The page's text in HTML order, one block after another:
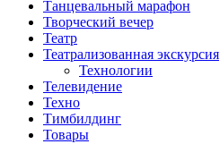
Танцевальный марафон
Творческий вечер
Театр
Театрализованная экскурсия
Технологии
Телевидение
Техно
Тимбилдинг
Товары